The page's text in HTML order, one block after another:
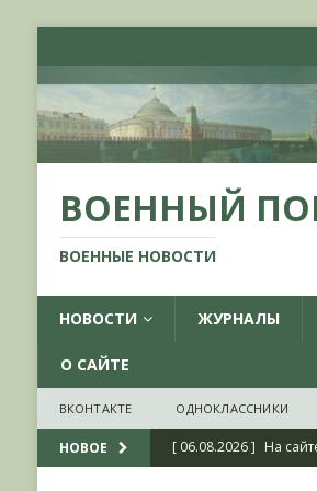
ВОЕННЫЙ
ВОЕННЫЕ НОВОСТИ
НОВОСТИ ЖУРНАЛЫ
О САЙТЕ
ВКОНТАКТЕ ОДНОКЛАССНИКИ
НОВОЕ [ 06.08.2026 ] На